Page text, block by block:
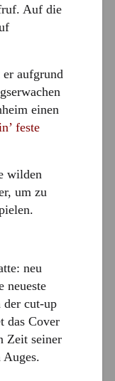
Auf die
aufgrund
einen
feste
wilden
um zu
neu
neueste
der cut-up
das Cover
Zeit seiner